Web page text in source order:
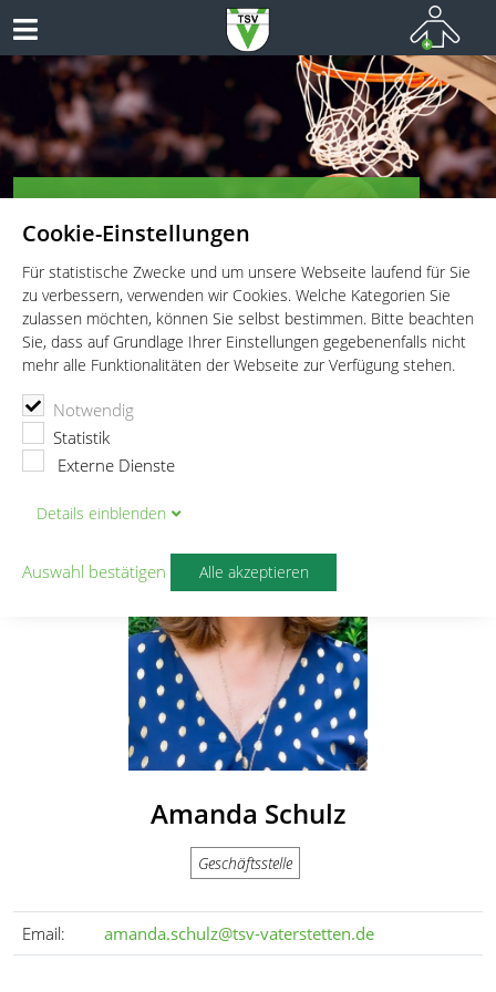
Cookie-Einstellungen
Für statistische Zwecke und um unsere Webseite laufend für Sie
zu verbessern, verwenden wir Cookies. Welche Kategorien Sie
zulassen möchten, können Sie selbst bestimmen. Bitte beachten
Sie, dass auf Grundlage Ihrer Einstellungen gegebenenfalls nicht
mehr alle Funktionalitäten der Webseite zur Verfügung stehen.
Notwendig
Statistik
Externe Dienste
Details einblenden
Auswahl bestätigen Alle akzeptieren
VATERSTETTEN BASKETBALL
TSV Vaterstetten e.V.
Amanda Schulz
Geschäftsstelle
Email: amanda.schulz@tsv-vaterstetten.de